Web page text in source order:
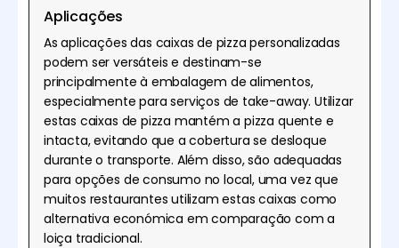
Aplicações
As aplicações das caixas de pizza personalizadas
podem ser versáteis e destinam-se
principalmente à embalagem de alimentos,
especialmente para serviços de take-away. Utilizar
estas caixas de pizza mantém a pizza quente e
intacta, evitando que a cobertura se desloque
durante o transporte. Além disso, são adequadas
para opções de consumo no local, uma vez que
muitos restaurantes utilizam estas caixas como
alternativa económica em comparação com a
loiça tradicional.